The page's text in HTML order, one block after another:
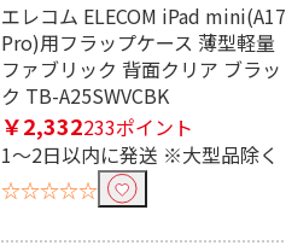
エレコム ELECOM iPad mini(A17
Pro)用フラップケース 薄型軽量
ファブリック 背面クリア ブラッ
ク TB-A25SWVCBK
￥2,332233ポイント
1～2日以内に発送 ※大型品除く
☆☆☆☆☆